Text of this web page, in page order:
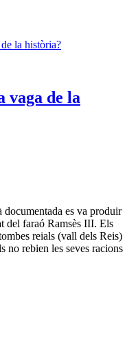
vaga de la
documentada es va produir
del faraó Ramsès III. Els
reials (vall dels Reis)
no rebien les seves racions